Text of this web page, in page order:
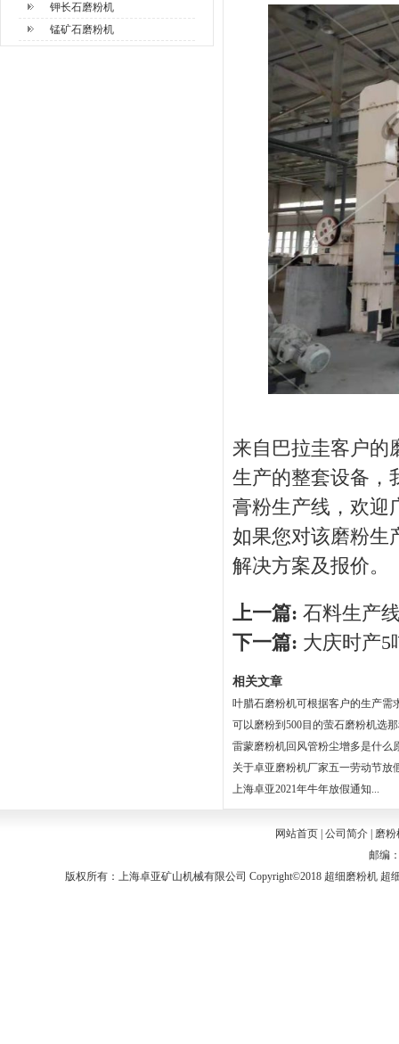
钾长石磨粉机
锰矿石磨粉机
来自巴拉圭客户的
生产的整套设备，
膏粉生产线，欢迎
如果您对该磨粉生
解决方案及报价。
上一篇: 石料生产
下一篇: 大庆时产5
相关文章
叶腊石磨粉机可根据客户的生产需
可以磨粉到500目的萤石磨粉机选
雷蒙磨粉机回风管粉尘增多是什么
关于卓亚磨粉机厂家五一劳动节放
上海卓亚2021年牛年放假通知...
网站首页 公司简介
磨粉
邮编
版权所有：上海卓亚矿山机械有限公司 Copyright©2018 超细磨粉机 超